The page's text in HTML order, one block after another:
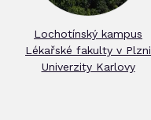
Lochotínský kampus
Lékařské fakulty v Plzni
Univerzity Karlovy